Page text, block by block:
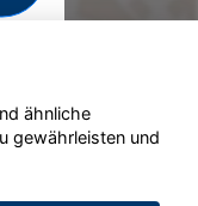
- 2026
ähnliche
gewährleisten und